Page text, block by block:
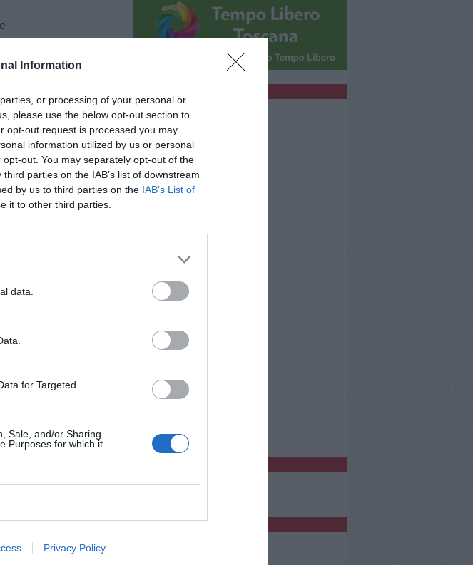
Information
or processing of your personal or
please use the below opt-out section to
opt-out request is processed you may
information utilized by us or personal
out. You may separately opt-out of the
parties on the IAB’s list of downstream
by us to third parties on the IAB’s List of
it to other third parties.
data.
for Targeted
Sale, and/or Sharing
Purposes for which it
Privacy Policy
denunciano
la
le
visitatori è
anche
hanno
11 ore al
di
il
situazione,
al salario
‐ ora
dei contratti
e la
di
Cgil Toscana Meteo Empoli
pubblicità